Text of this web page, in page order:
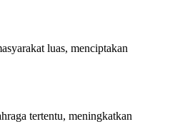
luas, menciptakan
tertentu, meningkatkan